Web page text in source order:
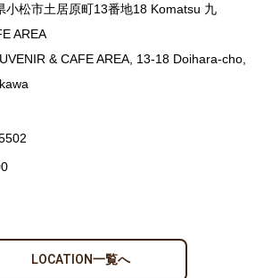
小松市土居原町13番地18 Komatsu 九
AREA
& CAFE AREA, 13-18 Doihara-cho,
LOCATION一覧へ